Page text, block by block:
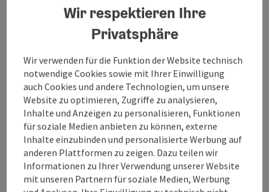
Vignetten-Verkauf
Kontakt
Öffnungszeiten
Anreise/Lage
Wir respektieren Ihre
Privatsphäre
Wir verwenden für die Funktion der Website technisch
notwendige Cookies sowie mit Ihrer Einwilligung
auch Cookies und andere Technologien, um unsere
Website zu optimieren, Zugriffe zu analysieren,
Inhalte und Anzeigen zu personalisieren, Funktionen
für soziale Medien anbieten zu können, externe
Inhalte einzubinden und personalisierte Werbung auf
anderen Plattformen zu zeigen. Dazu teilen wir
Informationen zu Ihrer Verwendung unserer Website
mit unseren Partnern für soziale Medien, Werbung